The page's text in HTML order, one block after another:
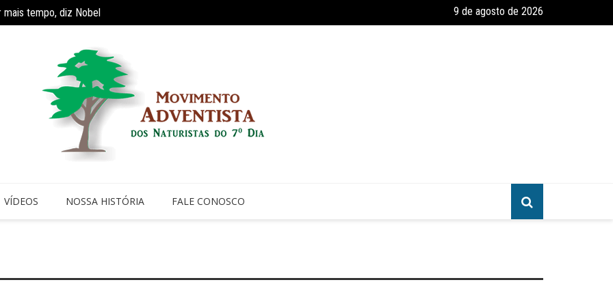
tempo, diz Nobel Estudo constata que período de faculdade faz com que 70% dos jovens
9 de agosto de 2026
VÍDEOS NOSSA HISTÓRIA FALE CONOSCO